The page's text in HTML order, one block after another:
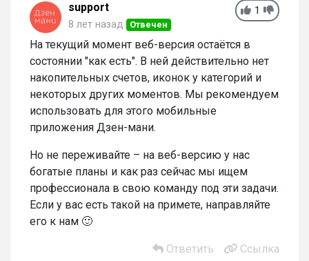
1
support
8 лет назад Отвечен
На текущий момент веб-версия остаётся в
состоянии "как есть". В ней действительно нет
накопительных счетов, иконок у категорий и
некоторых других моментов. Мы рекомендуем
использовать для этого мобильные
приложения Дзен-мани.
Но не переживайте – на веб-версию у нас
богатые планы и как раз сейчас мы ищем
профессионала в свою команду под эти задачи.
Если у вас есть такой на примете, направляйте
его к нам 🙂
Ответить Ссылка